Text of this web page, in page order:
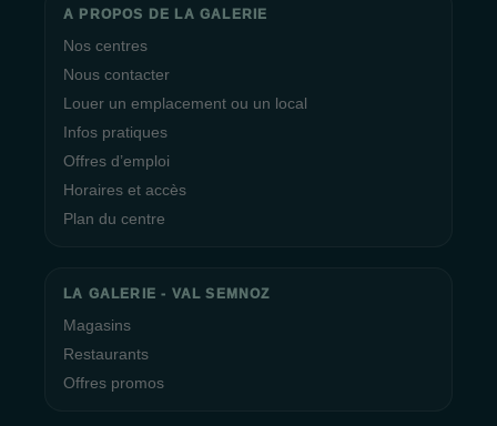
A PROPOS DE LA GALERIE
Nos centres
Nous contacter
Louer un emplacement ou un local
Infos pratiques
Offres d’emploi
Horaires et accès
Plan du centre
LA GALERIE - VAL SEMNOZ
Magasins
Restaurants
Offres promos